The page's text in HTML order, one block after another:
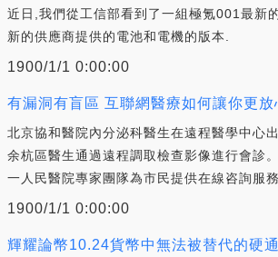
近日,我們從工信部看到了一組極氪001最新
新的供應商提供的電池和電機的版本.
1900/1/1 0:00:00
有漏洞有盲區 互聯網醫療如何讓你更
北京協和醫院內分泌科醫生在遠程醫學中心
余杭區醫生通過遠程調取檢查影像進行會診
一人民醫院專家團隊為市民提供在線咨詢服務.
1900/1/1 0:00:00
輝耀論幣10.24貨幣中無法被替代的硬